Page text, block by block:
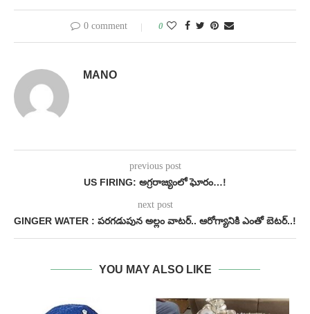
0 comment 0
MANO
previous post
US FIRING: అగ్రరాజ్యంలో ఘోరం…!
next post
GINGER WATER : పరగడుపున అల్లం వాటర్.. ఆరోగ్యానికి ఎంతో బెటర్..!
YOU MAY ALSO LIKE